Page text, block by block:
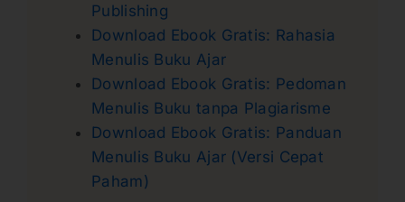
Publishing
Download Ebook Gratis: Rahasia
Menulis Buku Ajar
Download Ebook Gratis: Pedoman
Menulis Buku tanpa Plagiarisme
Download Ebook Gratis: Panduan
Menulis Buku Ajar (Versi Cepat
Paham)